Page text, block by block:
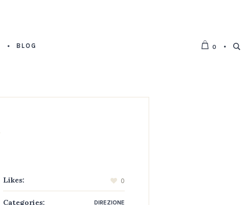
0
BLOG
Likes: 0
Categories: DIREZIONE